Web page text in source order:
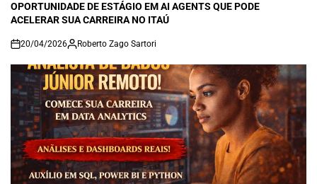
OPORTUNIDADE DE ESTÁGIO EM AI AGENTS QUE PODE
ACELERAR SUA CARREIRA NO ITAÚ
on
20/04/2026 Roberto Zago Sartori